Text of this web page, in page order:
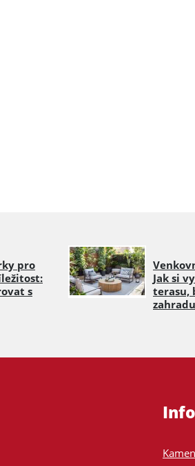
pro
s
Jak si
terasu,
zahradu